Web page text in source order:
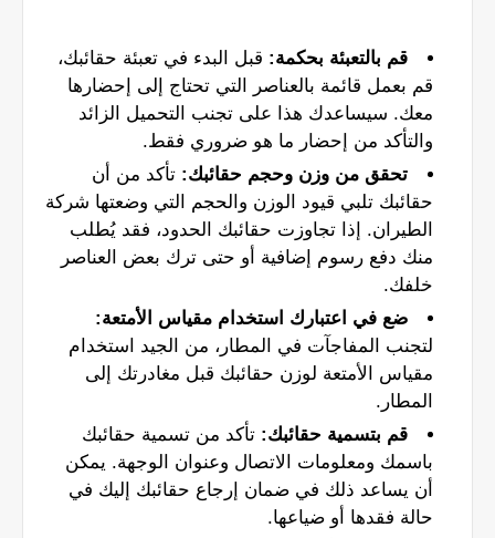
قم بالتعبئة بحكمة: قبل البدء في تعبئة حقائبك،
قم بعمل قائمة بالعناصر التي تحتاج إلى إحضارها
معك. سيساعدك هذا على تجنب التحميل الزائد
والتأكد من إحضار ما هو ضروري فقط.
تحقق من وزن وحجم حقائبك: تأكد من أن
حقائبك تلبي قيود الوزن والحجم التي وضعتها شركة
الطيران. إذا تجاوزت حقائبك الحدود، فقد يُطلب
منك دفع رسوم إضافية أو حتى ترك بعض العناصر
خلفك.
ضع في اعتبارك استخدام مقياس الأمتعة:
لتجنب المفاجآت في المطار، من الجيد استخدام
مقياس الأمتعة لوزن حقائبك قبل مغادرتك إلى
المطار.
قم بتسمية حقائبك: تأكد من تسمية حقائبك
باسمك ومعلومات الاتصال وعنوان الوجهة. يمكن
أن يساعد ذلك في ضمان إرجاع حقائبك إليك في
حالة فقدها أو ضياعها.